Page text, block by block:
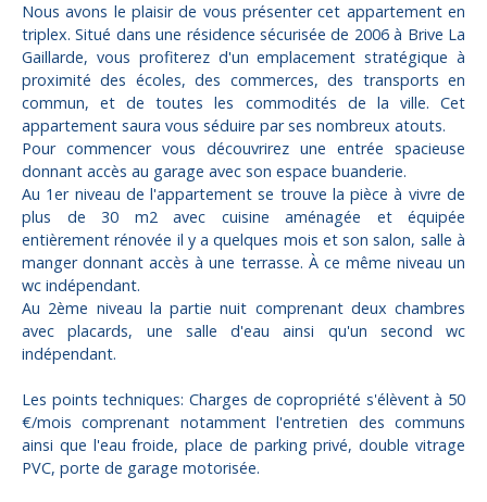
Nous avons le plaisir de vous présenter cet appartement en
triplex. Situé dans une résidence sécurisée de 2006 à Brive La
Gaillarde, vous profiterez d'un emplacement stratégique à
proximité des écoles, des commerces, des transports en
commun, et de toutes les commodités de la ville. Cet
appartement saura vous séduire par ses nombreux atouts.
Pour commencer vous découvrirez une entrée spacieuse
donnant accès au garage avec son espace buanderie.
Au 1er niveau de l'appartement se trouve la pièce à vivre de
plus de 30 m2 avec cuisine aménagée et équipée
entièrement rénovée il y a quelques mois et son salon, salle à
manger donnant accès à une terrasse. À ce même niveau un
wc indépendant.
Au 2ème niveau la partie nuit comprenant deux chambres
avec placards, une salle d'eau ainsi qu'un second wc
indépendant.
Les points techniques: Charges de copropriété s'élèvent à 50
€/mois comprenant notamment l'entretien des communs
ainsi que l'eau froide, place de parking privé, double vitrage
PVC, porte de garage motorisée.